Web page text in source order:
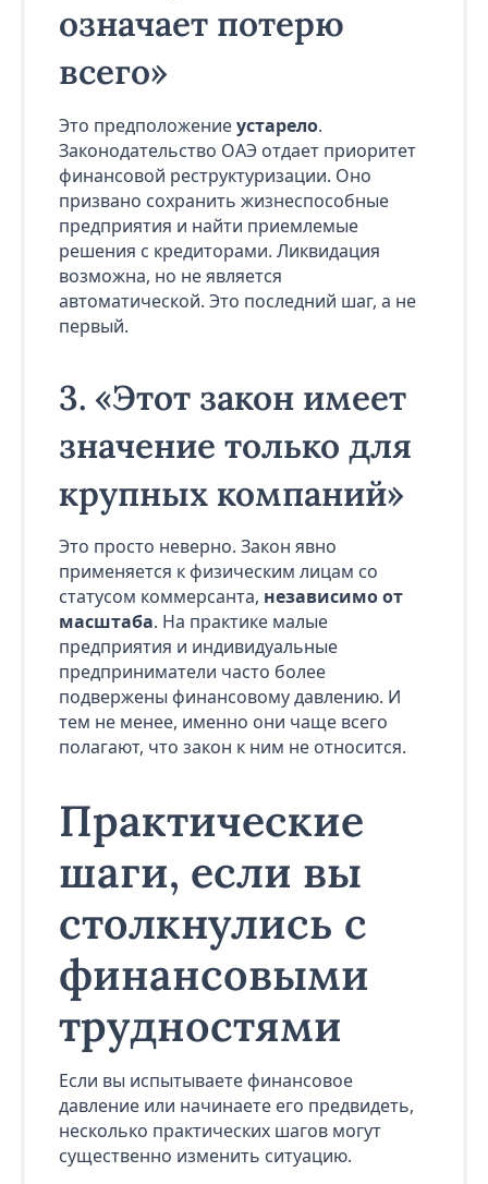
означает потерю
всего»
Это предположениеустарело.
Законодательство ОАЭ отдает приоритет
финансовой реструктуризации. Оно
призвано сохранить жизнеспособные
предприятия и найти приемлемые
решения с кредиторами. Ликвидация
возможна, но не является
автоматической. Это последний шаг, а не
первый.
3. «Этот закон имеет
значение только для
крупных компаний»
Это просто неверно. Закон явно
применяется к физическим лицам со
статусом коммерсанта, независимо от
масштаба. На практике малые
предприятия и индивидуальные
предприниматели часто более
подвержены финансовому давлению. И
тем не менее, именно они чаще всего
полагают, что закон к ним не относится.
Практические
шаги, если вы
столкнулись с
финансовыми
трудностями
Если вы испытываете финансовое
давление или начинаете его предвидеть,
несколько практических шагов могут
существенно изменить ситуацию.